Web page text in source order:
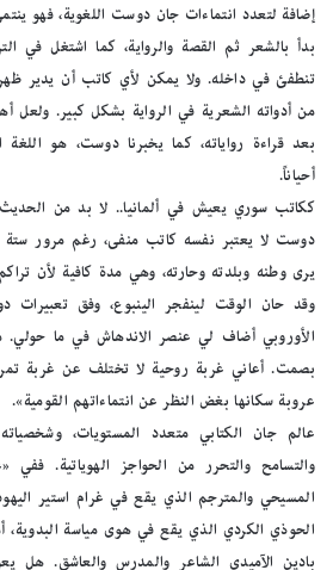
إضافة لتعدد انتماءات جان دوست اللغوية، فهو
بدأ بالشعر ثم القصة والرواية، كما اشتغل في
تنطفئ في داخله. ولا يمكن لأي كاتب أن يدير
من أدواته الشعرية في الرواية بشكل كبير. ولعل
بعد قراءة رواياته، كما يخبرنا دوست، هو اللغة
أحياناً.
ككاتب سوري يعيش في ألمانيا.. لا بد من
دوست لا يعتبر نفسه كاتب منفى، رغم مرور
يرى وطنه وبلدته وحارته، وهي مدة كافية لأن
وقد حان الوقت لينفجر الينبوع، وفق
الأوروبي أضاف لي عنصر الاندهاش في ما حولي.
بصمت. أعاني غربة روحية لا تختلف عن غربة
عروبة سكانها بغض النظر عن انتماءاتهم القومية».
عالم جان الكتابي متعدد المستويات،
والتسامح والتحرر من الحواجز الهوياتية.
المسيحي والمترجم الذي يقع في غرام استير
الحوذي الكردي الذي يقع في هوى مياسة
بادين الآميدي الشاعر والمدرس والعاشق. هل